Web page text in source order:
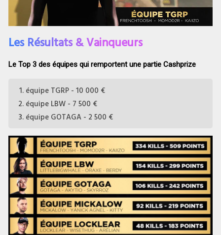
Les Résultats & Vainqueurs
Le Top 3 des équipes qui remportent une partie Cashprize
équipe TGRP - 10 000 €
équipe LBW - 7 500 €
équipe GOTAGA - 2 500 €